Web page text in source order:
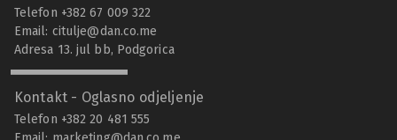
Telefon +382 67 009 322
Email: citulje@dan.co.me
Adresa 13. jul bb, Podgorica
Kontakt - Oglasno odjeljenje
Telefon +382 20 481 555